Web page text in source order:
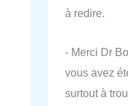
à redire.
- Merci Dr
vous avez
surtout à